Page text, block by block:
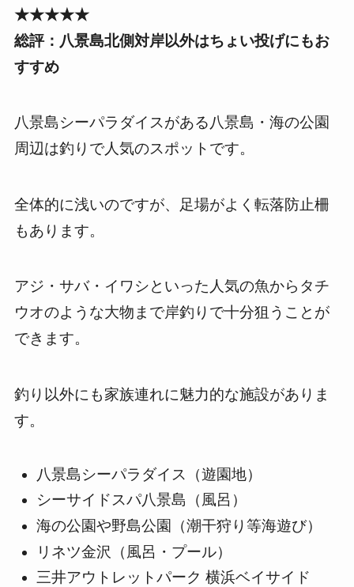
★★★★★
総評：八景島北側対岸以外はちょい投げにもお
すすめ
八景島シーパラダイスがある八景島・海の公園
周辺は釣りで人気のスポットです。
全体的に浅いのですが、足場がよく転落防止柵
もあります。
アジ・サバ・イワシといった人気の魚からタチ
ウオのような大物まで岸釣りで十分狙うことが
できます。
釣り以外にも家族連れに魅力的な施設がありま
す。
八景島シーパラダイス（遊園地）
シーサイドスパ八景島（風呂）
海の公園や野島公園（潮干狩り等海遊び）
リネツ金沢（風呂・プール）
三井アウトレットパーク 横浜ベイサイド